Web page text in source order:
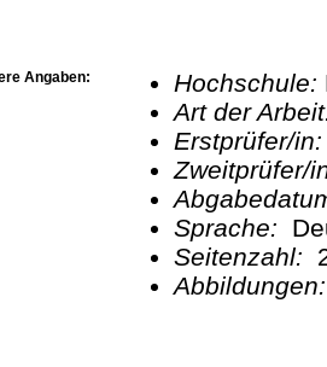
Angaben: Hochschule:
Art der
Erstprüfer/
Sprache:
Seitenzahl: